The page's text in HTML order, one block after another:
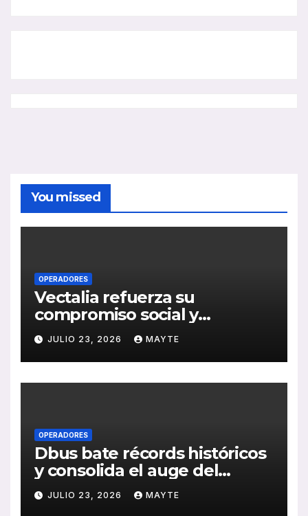
You missed
OPERADORES
Vectalia refuerza su
compromiso social y
medioambiental con la
publicación de su Memoria
de RSC 2025
JULIO 23, 2026 MAYTE
OPERADORES
Dbus bate récords históricos
y consolida el auge del
transporte público en San
Sebastián
JULIO 23, 2026 MAYTE